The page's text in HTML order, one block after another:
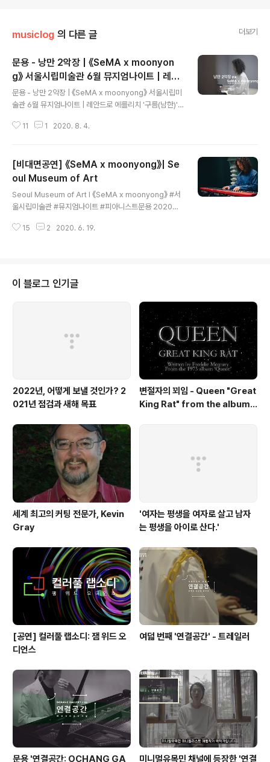
musiclog 의 다른 글 더보기
문용 - 낭만 2악장 | 《SeMA x moonyon
g》 서울시립미술관 6월 뮤지엄나이트 | 레안
드로 에를리치 '구름(남한)', '구름(북한)'
문용 - 낭만 2악장 | 《SeMA x moonyong》 서울시립미
술관 6월 뮤지엄나이트 | 레안드로 에를리치 '구름(남한)',
ng 레안드로 에를리치(Leandro Erlich)의 '구름(남한)',
널 구독하기: https://www.youtube.com/user/moon
yong59/?sub_confirmation=1 문용 moonyong ♪
피아니스트 문용의 공식 유튜브 채널 | pianist moonyo
ng's official channel 구독과 좋아요, 알림 설정 부탁합
11 1 2020. 8. 4.
[비대면공연] 《SeMA x moonyong》| Se
oul Museum of Art
Seoul Museum of Art I 《SeMA x moonyong》 #서
울시립미술관 #뮤지엄나이트 #피아니스트문용 2020년
문용 연주회 - 2020. 6. 19(금) 19:00~19:45 (온라인
드로 에를리치(Leandro Erlich) I 탑의 그림자 ] ♪ moon
[ 레안드로 에를리치(Leandro Erlich) I 자동차 극장 ] ♪
도시방랑자 [ 김영나 I 물체주머니 ] ♪ 도시파라솔 [ 김영나
I 물체그리기 ] ♪ 내면의 열정 : air piano perfor..
15 2 2020. 6. 19.
이 블로그 인기글
2022년, 어떻게 보낼 것인가? 2
021년 점검과 새해 목표
변절자의 꾀임 - Queen "Great
King Rat" from the album
세계 최고의 커팅 전문가, Kevin
Gray
'여자는 평생을 여자로 살고 남자
는 평생을 아이로 산다.'
[공연] 컬러풀 랩소디: 잼 위드 오
디언스
여덟 번째 '연결공간' - 트레일러
문용 '연결공간: OCHANG GA 미니멀유목민 채널에 등장한 '연결